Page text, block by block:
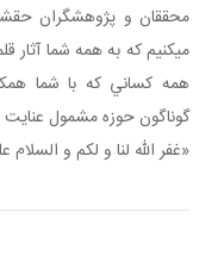
محققان و پژوهشگران حق
مي کنيم که به همه شما
همه کساني که با شما
گوناگون حوزه مشمول
«غفر الله لنا و لکم و السلام